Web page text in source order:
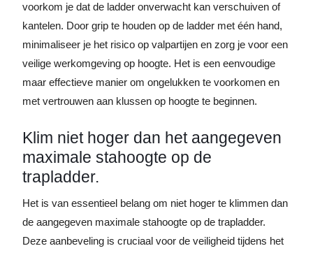
voorkom je dat de ladder onverwacht kan verschuiven of
kantelen. Door grip te houden op de ladder met één hand,
minimaliseer je het risico op valpartijen en zorg je voor een
veilige werkomgeving op hoogte. Het is een eenvoudige
maar effectieve manier om ongelukken te voorkomen en
met vertrouwen aan klussen op hoogte te beginnen.
Klim niet hoger dan het aangegeven
maximale stahoogte op de
trapladder.
Het is van essentieel belang om niet hoger te klimmen dan
de aangegeven maximale stahoogte op de trapladder.
Deze aanbeveling is cruciaal voor de veiligheid tijdens het